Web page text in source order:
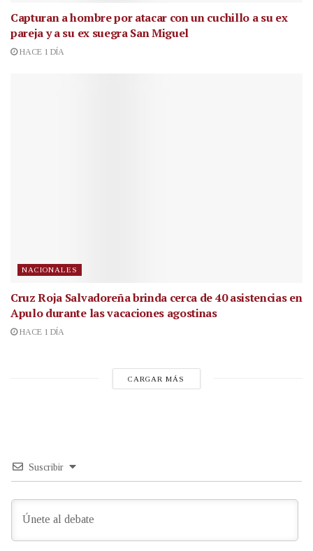
Capturan a hombre por atacar con un cuchillo a su ex
pareja y a su ex suegra San Miguel
HACE 1 DÍA
NACIONALES
Cruz Roja Salvadoreña brinda cerca de 40 asistencias en
Apulo durante las vacaciones agostinas
HACE 1 DÍA
CARGAR MÁS
Suscribir